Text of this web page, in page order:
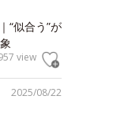
“似合う”が
view
2025/08/22